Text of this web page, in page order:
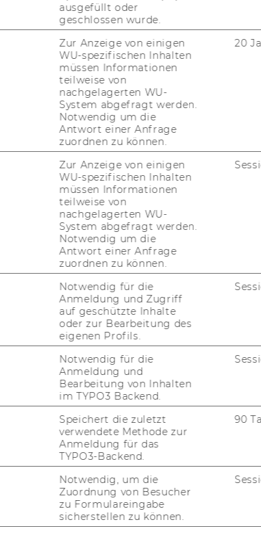
C-769/22 Kom­mis­si­on
LL.M. (NYU) hat einen Bei­trag zu dem
./. Un­garn auf dem Öf­fent­li­che
Den Link fin­den Sie
hier.
2026
LL.M. (NYU) wurde am 6. Mai 2026 mit
da sie im in­ter­na­tio­na­len
klare Po­si­ti­on ver­tritt. Sie wurde für ihre
Ana­ly­sen“ aus­ge­zeich­net, die einen
für eine faire und fak­ten­ba­sier­te Be­ur­tei­
Univ-​Prof. Polzin die große per­sön­li­che
auf die Ge­fah­ren durch den zu­neh­
ge­gen­über Is­ra­el hin.
Feier zum 78. Jah­res­tag der Un­ab­hän­gig­
ver­lie­hen. Wei­te­re Preis­trä­ger waren
ÖFB-​Aufsichtsratsvorsitzende Josef Pröll
Uni­ver­si­tät Wien Univ.-Prof. Dr. Mar­kus
der Feier (Fo­to­credit: Ou­riel Mor­
ausgefüllt oder
geschlossen wurde.
Zur Anzeige von einigen
WU-spezifischen Inhalten
müssen Informationen
teilweise von
nachgelagerten WU-
System abgefragt werden.
Notwendig um die
Antwort einer Anfrage
zuordnen zu können.
20
Zur Anzeige von einigen
WU-spezifischen Inhalten
müssen Informationen
teilweise von
nachgelagerten WU-
System abgefragt werden.
Notwendig um die
Antwort einer Anfrage
zuordnen zu können.
Notwendig für die
Anmeldung und Zugriff
auf geschützte Inhalte
oder zur Bearbeitung des
eigenen Profils.
Notwendig für die
Anmeldung und
Bearbeitung von Inhalten
im TYPO3 Backend.
Speichert die zuletzt
verwendete Methode zur
Anmeldung für das
TYPO3-Backend.
90
Notwendig, um die
Zuordnung von Besucher
zu Formulareingabe
sicherstellen zu können.